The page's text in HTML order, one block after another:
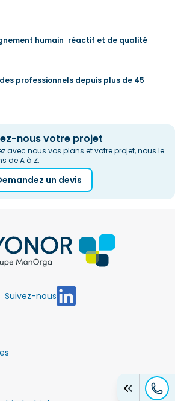
97​
de la Sauer
06
humain réactif et de qualité
professionnels depuis plus de 45
nous votre projet
avec nous vos plans et votre projet, nous le
de A à Z.
un devis
Suivez-nous